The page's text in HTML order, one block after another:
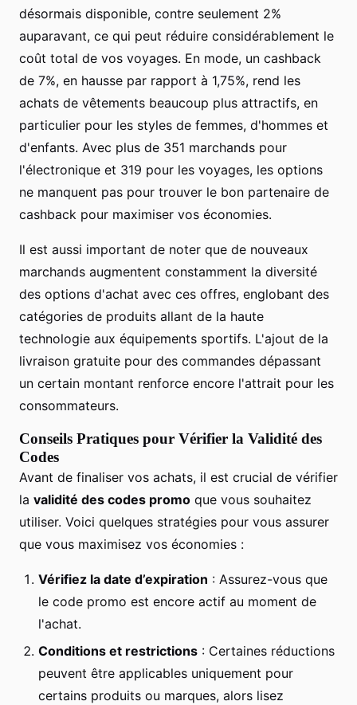
désormais disponible, contre seulement 2%
auparavant, ce qui peut réduire considérablement le
coût total de vos voyages. En mode, un cashback
de 7%, en hausse par rapport à 1,75%, rend les
achats de vêtements beaucoup plus attractifs, en
particulier pour les styles de femmes, d'hommes et
d'enfants. Avec plus de 351 marchands pour
l'électronique et 319 pour les voyages, les options
ne manquent pas pour trouver le bon partenaire de
cashback pour maximiser vos économies.
Il est aussi important de noter que de nouveaux
marchands augmentent constamment la diversité
des options d'achat avec ces offres, englobant des
catégories de produits allant de la haute
technologie aux équipements sportifs. L'ajout de la
livraison gratuite pour des commandes dépassant
un certain montant renforce encore l'attrait pour les
consommateurs.
Conseils Pratiques pour Vérifier la Validité des
Codes
Avant de finaliser vos achats, il est crucial de vérifier
la validité des codes promo que vous souhaitez
utiliser. Voici quelques stratégies pour vous assurer
que vous maximisez vos économies :
Vérifiez la date d’expiration : Assurez-vous que
le code promo est encore actif au moment de
l'achat.
Conditions et restrictions : Certaines réductions
peuvent être applicables uniquement pour
certains produits ou marques, alors lisez